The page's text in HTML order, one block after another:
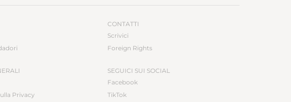
Privacy
CONTATTI
Scrivici
Foreign Rights
SEGUICI SUI SOCIAL
Facebook
TikTok